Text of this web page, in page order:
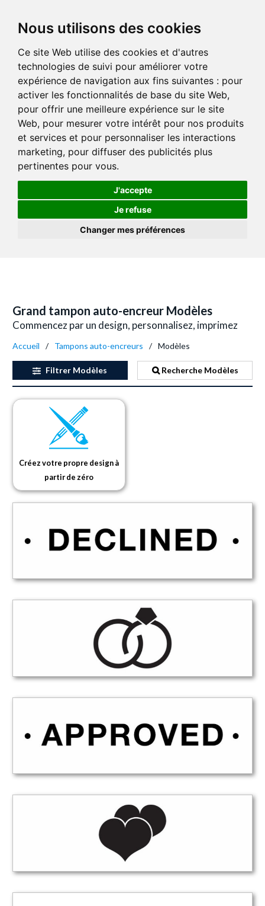
Nous utilisons des cookies
Ce site Web utilise des cookies et d'autres
technologies de suivi pour améliorer votre
expérience de navigation aux fins suivantes : pour
activer les fonctionnalités de base du site Web,
pour offrir une meilleure expérience sur le site
Web, pour mesurer votre intérêt pour nos produits
et services et pour personnaliser les interactions
marketing, pour diffuser des publicités plus
pertinentes pour vous.
J'accepte
Je refuse
Changer mes préférences
Grand tampon auto-encreur Modèles
Commencez par un design, personnalisez, imprimez
Accueil Tampons auto-encreurs Modèles
Filtrer Modèles Recherche Modèles
Créez votre propre design à
partir de zéro